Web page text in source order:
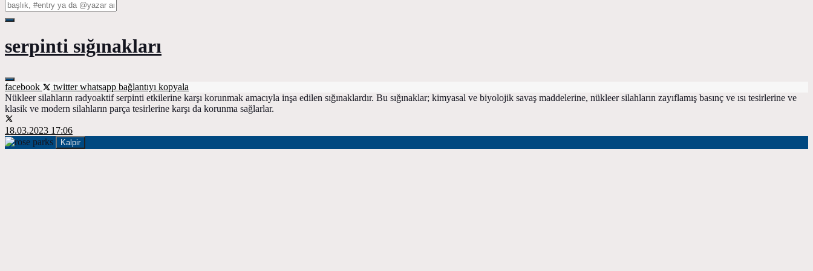
serpinti sığınakları
facebook twitterwhatsapp bağlantıyı kopyala
Nükleer silahların radyoaktif serpinti etkilerine karşı korunmak amacıyla inşa edilen sığınaklardır. Bu sığınaklar; kimyasal ve biyolojik savaş maddelerine, nükleer silahların zayıflamış basınç ve ısı tesirlerine ve
klasik ve modern silahların parça tesirlerine karşı da korunma sağlarlar.
18.03.2023 17:06
Kalpir